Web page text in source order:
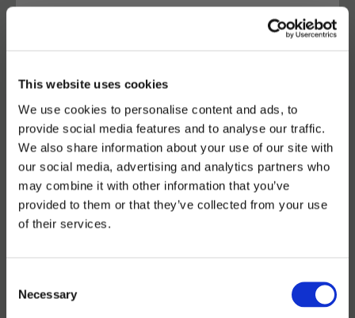
This website uses cookies
We use cookies to personalise content and ads, to
provide social media features and to analyse our traffic.
We also share information about your use of our site with
our social media, advertising and analytics partners who
may combine it with other information that you’ve
provided to them or that they’ve collected from your use
of their services.
Selection
Necessary
20 AVRIL · 19.00H
Latroupe Grand Place | Bruselas